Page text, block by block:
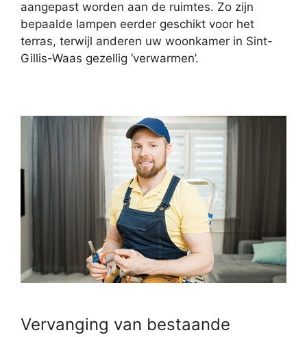
aangepast worden aan de ruimtes. Zo zijn
bepaalde lampen eerder geschikt voor het
terras, terwijl anderen uw woonkamer in Sint-
Gillis-Waas gezellig ‘verwarmen’.
Vervanging van bestaande